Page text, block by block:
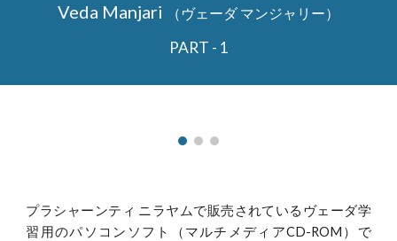
Veda Manjari （ヴェーダ マンジャリー）
PART - 1
プラシャーンティ ニラヤムで販売されているヴェーダ学
習用のパソコンソフト（マルチメディアCD-ROM）で